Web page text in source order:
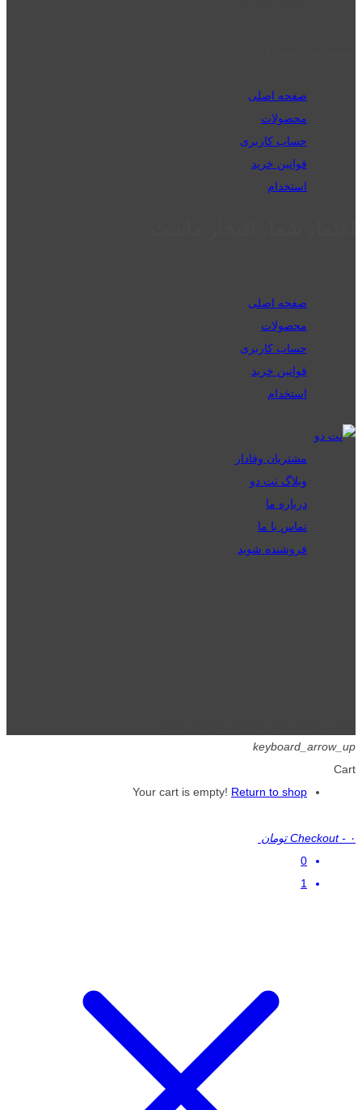
صفحه اصلی
محصولات
حساب کاربری
قوانین خرید
استخدام
صفحه اصلی
محصولات
حساب کاربری
قوانین خرید
استخدام
مشتریان وفادار
وبلاگ نت دو
درباره ما
تماس با ما
فروشنده شوید
keyboard_arrow_up
Cart
Your cart is empty! Return to shop
Checkout - ۰ تومان
0
1